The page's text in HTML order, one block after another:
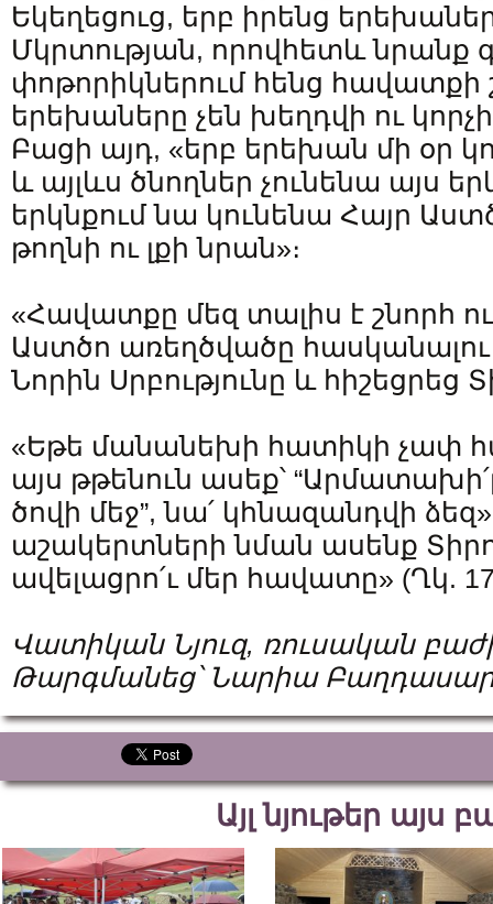
Եկեղեցուց, երբ իրենց
Մկրտության, որովհետև նրանք
փոթորիկներում հենց հավատքի
երեխաները չեն խեղդվի ու
Բացի այդ, «երբ երեխան մի օր
և այլևս ծնողներ չունենա այս
երկնքում նա կունենա Հայր
թողնի ու լքի նրան»։
«Հավատքը մեզ տալիս է շնորհ ու
Աստծո առեղծվածը
Նորին Սրբությունը և հիշեցրեց
«Եթե մանանեխի հատիկի չափ
այս թթենուն ասեք՝
ծովի մեջ”, նա՛ կհնազանդվի
աշակերտների նման ասենք
ավելացրո՛ւ մեր հավատը» (Ղկ.
Վատիկան Նյուզ, ռուսական
Թարգմանեց՝ Նարիա
Այլ նյութեր այս